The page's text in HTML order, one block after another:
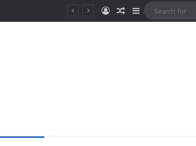
MasukRandom Article
Sidebar